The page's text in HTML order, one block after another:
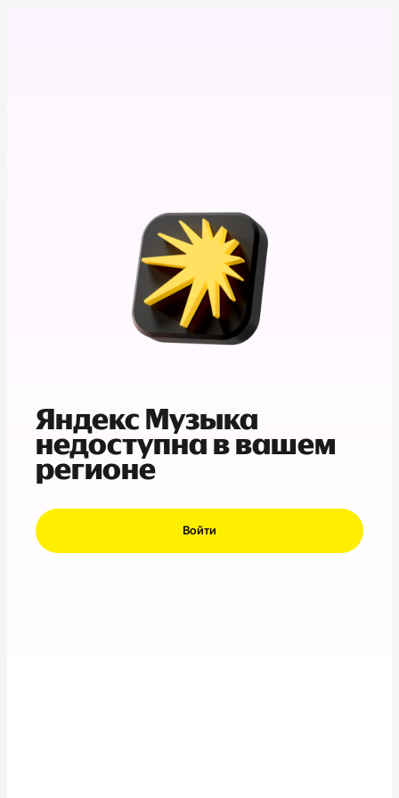
Яндекс Музыка
недоступна в вашем
регионе
Войти